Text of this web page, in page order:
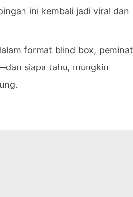
ini kembali jadi viral dan
format blind box, peminat
siapa tahu, mungkin